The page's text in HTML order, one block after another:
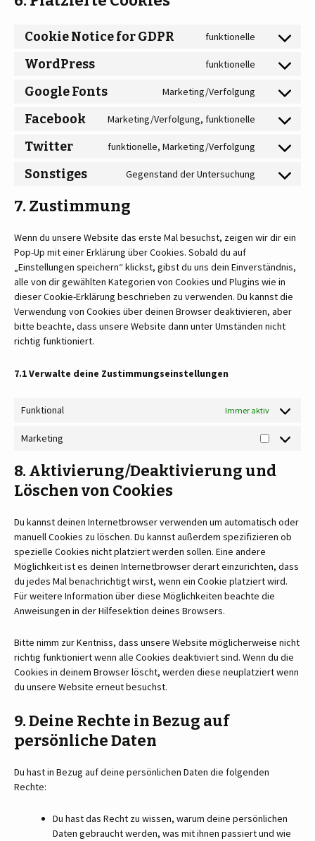
Cookie Notice for GDPR funktionelle
WordPress funktionelle
Google Fonts Marketing/Verfolgung
Facebook Marketing/Verfolgung, funktionelle
Twitter funktionelle, Marketing/Verfolgung
Sonstiges Gegenstand der Untersuchung
7. Zustimmung
Wenn du unsere Website das erste Mal besuchst, zeigen wir dir ein
Pop-Up mit einer Erklärung über Cookies. Sobald du auf
„Einstellungen speichern“ klickst, gibst du uns dein Einverständnis,
alle von dir gewählten Kategorien von Cookies und Plugins wie in
dieser Cookie-Erklärung beschrieben zu verwenden. Du kannst die
Verwendung von Cookies über deinen Browser deaktivieren, aber
bitte beachte, dass unsere Website dann unter Umständen nicht
richtig funktioniert.
7.1 Verwalte deine Zustimmungseinstellungen
Funktional Immer aktiv
Marketing
8. Aktivierung/Deaktivierung und
Löschen von Cookies
Du kannst deinen Internetbrowser verwenden um automatisch oder
manuell Cookies zu löschen. Du kannst außerdem spezifizieren ob
spezielle Cookies nicht platziert werden sollen. Eine andere
Möglichkeit ist es deinen Internetbrowser derart einzurichten, dass
du jedes Mal benachrichtigt wirst, wenn ein Cookie platziert wird.
Für weitere Information über diese Möglichkeiten beachte die
Anweisungen in der Hilfesektion deines Browsers.
Bitte nimm zur Kentniss, dass unsere Website möglicherweise nicht
richtig funktioniert wenn alle Cookies deaktiviert sind. Wenn du die
Cookies in deinem Browser löscht, werden diese neuplatziert wenn
du unsere Website erneut besuchst.
9. Deine Rechte in Bezug auf
persönliche Daten
Du hast in Bezug auf deine persönlichen Daten die folgenden
Rechte:
Du hast das Recht zu wissen, warum deine persönlichen
Daten gebraucht werden, was mit ihnen passiert und wie